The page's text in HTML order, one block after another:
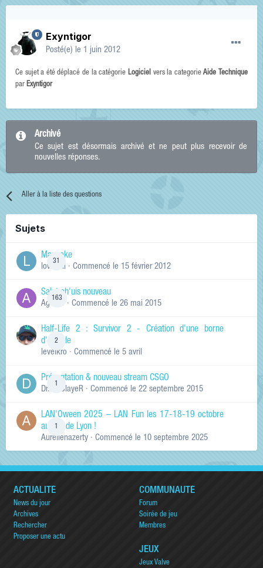
Exyntigor
Posté(e) le 1 juin 2012
Ce sujet a été déplacé de la catégorie Logicielvers la categorieAide Technique
par Exyntigor
Archivé
Ce sujet est désormais archivé et ne peut plus recevoir de
nouvelles réponses.
Aller à la liste des questions
Sujets
31
Manneke
lowskill · Commencé le 15 février 2012
163
Salut ch'uis nouveau
Ag0Nie · Commencé le 26 mai 2015
2
Half-Life 2 : Survivor 2 - Création d'une borne
d'arcade
levelkro · Commencé le 5 avril
Présentation & nouveau stream CSGO
Dr.KinSlayeR · Commencé le 22 septembre 2015
LAN'Oween 2025 – LAN Fun les 17-18-19 octobre
au sud de Lyon !
Aurelienazerty · Commencé le 10 septembre 2025
ACTUALITÉ
News du jour
Archives
Rechercher
Proposer une actu
COMMUNAUTÉ
Forum
Soirée de jeu
Membres
JEUX
Jeux Valve